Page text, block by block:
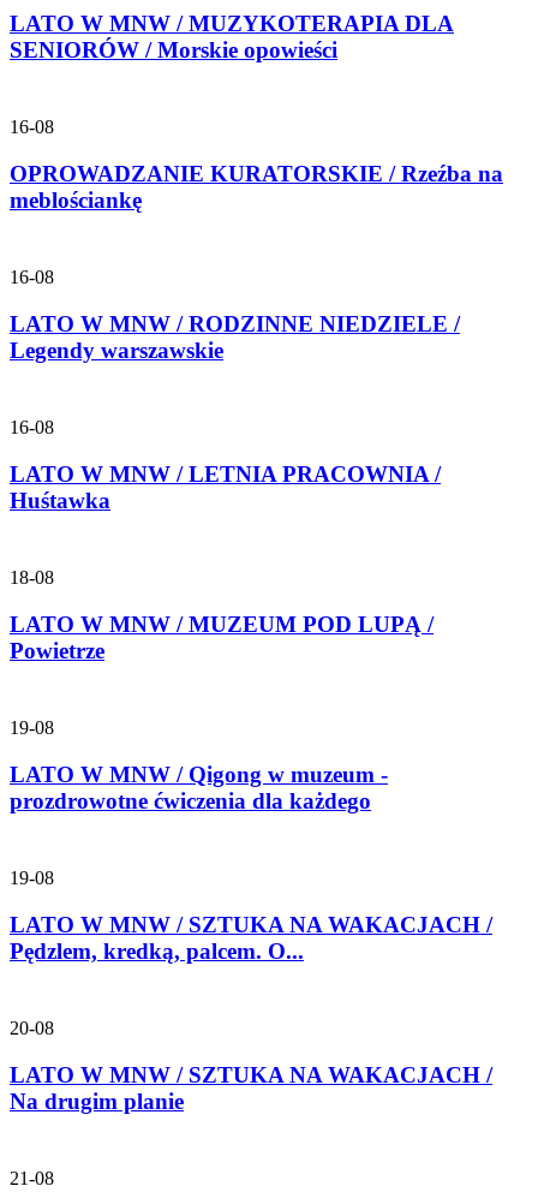
LATO W MNW / MUZYKOTERAPIA DLA
SENIORÓW / Morskie opowieści
16-08
OPROWADZANIE KURATORSKIE / Rzeźba na
meblościankę
16-08
LATO W MNW / RODZINNE NIEDZIELE /
Legendy warszawskie
16-08
LATO W MNW / LETNIA PRACOWNIA /
Huśtawka
18-08
LATO W MNW / MUZEUM POD LUPĄ /
Powietrze
19-08
LATO W MNW / Qigong w muzeum -
prozdrowotne ćwiczenia dla każdego
19-08
LATO W MNW / SZTUKA NA WAKACJACH /
Pędzlem, kredką, palcem. O...
20-08
LATO W MNW / SZTUKA NA WAKACJACH /
Na drugim planie
21-08